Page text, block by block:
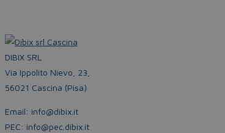
DIBIX SRL
Via Ippolito Nievo, 23,
56021 Cascina (Pisa)
Email: info@dibix.it
PEC: info@pec.dibix.it